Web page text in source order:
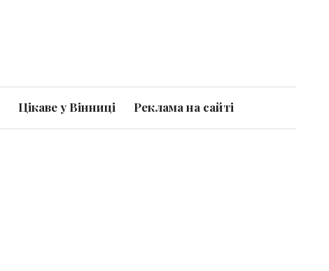
Цікаве у Вінниці Реклама на сайті